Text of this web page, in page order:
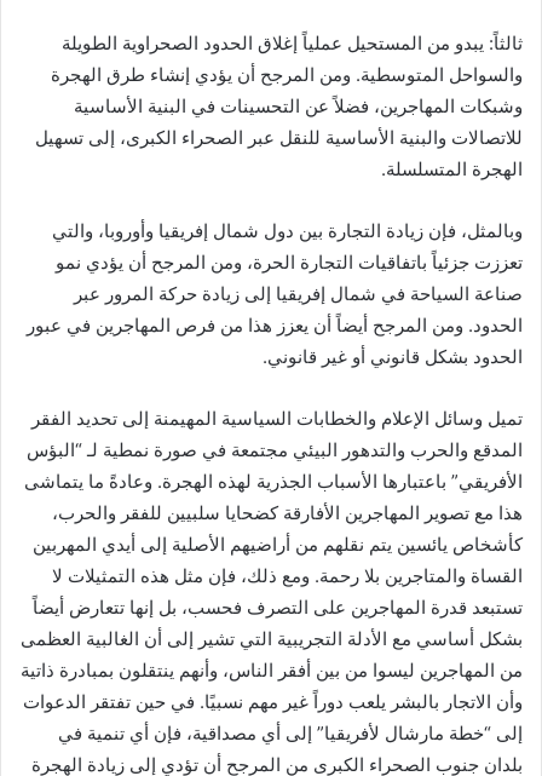
ثالثاً: يبدو من المستحيل عملياً إغلاق الحدود الصحراوية الطويلة
والسواحل المتوسطية. ومن المرجح أن يؤدي إنشاء طرق الهجرة
وشبكات المهاجرين، فضلاً عن التحسينات في البنية الأساسية
للاتصالات والبنية الأساسية للنقل عبر الصحراء الكبرى، إلى تسهيل
الهجرة المتسلسلة.
وبالمثل، فإن زيادة التجارة بين دول شمال إفريقيا وأوروبا، والتي
تعززت جزئياً باتفاقيات التجارة الحرة، ومن المرجح أن يؤدي نمو
صناعة السياحة في شمال إفريقيا إلى زيادة حركة المرور عبر
الحدود. ومن المرجح أيضاً أن يعزز هذا من فرص المهاجرين في عبور
الحدود بشكل قانوني أو غير قانوني.
تميل وسائل الإعلام والخطابات السياسية المهيمنة إلى تحديد الفقر
المدقع والحرب والتدهور البيئي مجتمعة في صورة نمطية لـ “البؤس
الأفريقي” باعتبارها الأسباب الجذرية لهذه الهجرة. وعادةً ما يتماشى
هذا مع تصوير المهاجرين الأفارقة كضحايا سلبيين للفقر والحرب،
كأشخاص يائسين يتم نقلهم من أراضيهم الأصلية إلى أيدي المهربين
القساة والمتاجرين بلا رحمة. ومع ذلك، فإن مثل هذه التمثيلات لا
تستبعد قدرة المهاجرين على التصرف فحسب، بل إنها تتعارض أيضاً
بشكل أساسي مع الأدلة التجريبية التي تشير إلى أن الغالبية العظمى
من المهاجرين ليسوا من بين أفقر الناس، وأنهم ينتقلون بمبادرة ذاتية
وأن الاتجار بالبشر يلعب دوراً غير مهم نسبيًا. في حين تفتقر الدعوات
إلى “خطة مارشال لأفريقيا” إلى أي مصداقية، فإن أي تنمية في
بلدان جنوب الصحراء الكبرى من المرجح أن تؤدي إلى زيادة الهجرة